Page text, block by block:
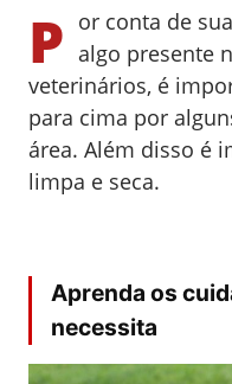
P or conta de
algo presente
veterinários, é
para cima por
área. Além disso é
limpa e seca.
Aprenda os
necessita